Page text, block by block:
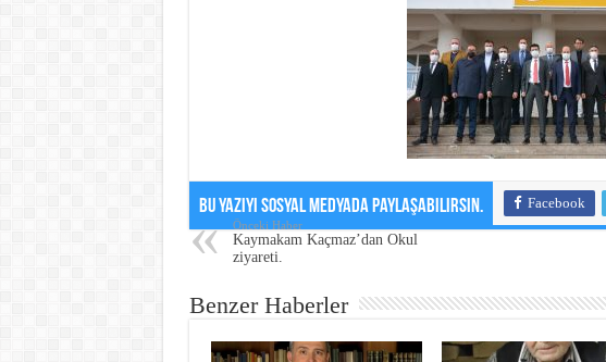
Bu Yazıyı Sosyal Medyada Paylaşabilirsin. Facebook
Önceki Haber
Kaymakam Kaçmaz’dan Okul
ziyareti.
Benzer Haberler